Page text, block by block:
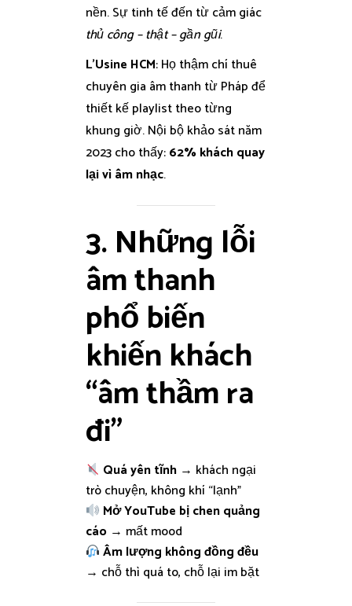
nền. Sự tinh tế đến từ cảm giác
thủ công – thật – gần gũi.
L’Usine HCM: Họ thậm chí thuê
chuyên gia âm thanh từ Pháp để
thiết kế playlist theo từng
khung giờ. Nội bộ khảo sát năm
2023 cho thấy:62% khách quay
lại vì âm nhạc.
3. Những lỗi
âm thanh
phổ biến
khiến khách
“âm thầm ra
đi”
Quá yên tĩnh → khách ngại
trò chuyện, không khí “lạnh”
Mở YouTube bị chen quảng
cáo → mất mood
Âm lượng không đồng đều
→ chỗ thì quá to, chỗ lại im bặt